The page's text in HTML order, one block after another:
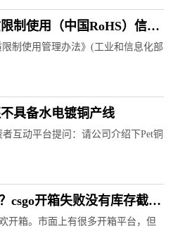
制使用（中国RoHS）信息
月30日） 热资讯
制使用管理办法》(工业和信息化部
具备水电镀铜产线
互动平台提问：请公司介绍下Pet铜
csgo开箱失败没有库存截图
开箱。市面上有很多开箱平台，但